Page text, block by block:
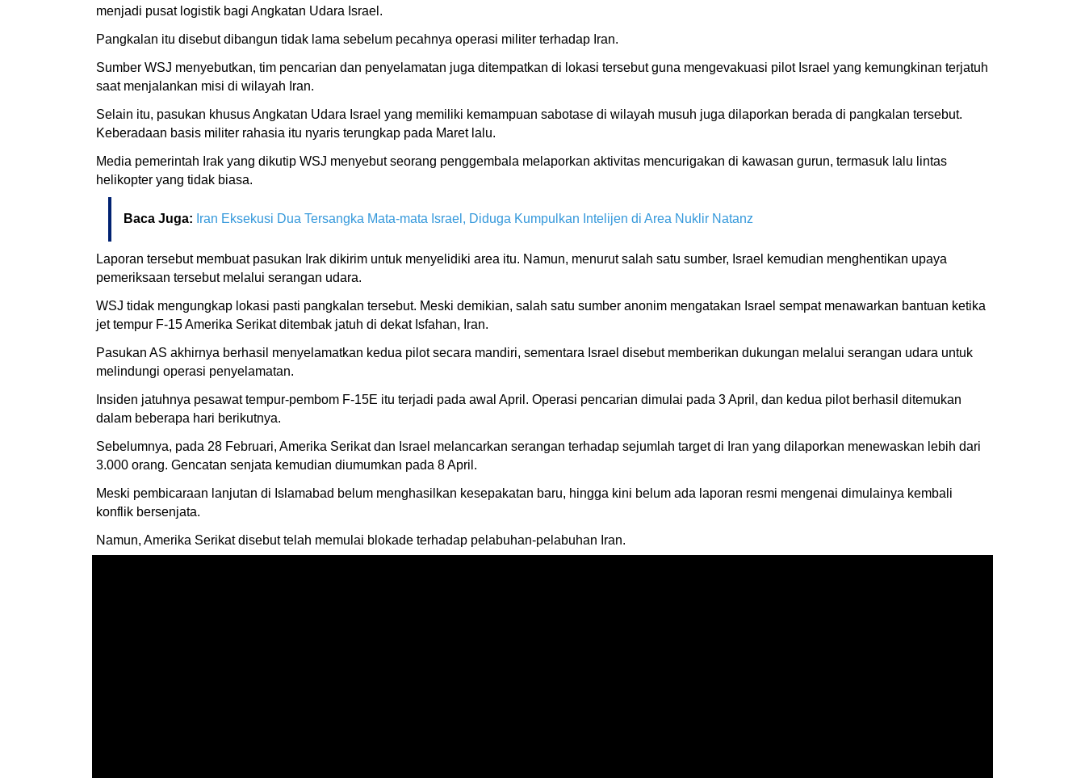
menjadi pusat logistik bagi Angkatan Udara Israel.
Pangkalan itu disebut dibangun tidak lama sebelum pecahnya operasi militer terhadap Iran.
Sumber WSJ menyebutkan, tim pencarian dan penyelamatan juga ditempatkan di lokasi tersebut guna mengevakuasi pilot Israel yang kemungkinan terjatuh
saat menjalankan misi di wilayah Iran.
Selain itu, pasukan khusus Angkatan Udara Israel yang memiliki kemampuan sabotase di wilayah musuh juga dilaporkan berada di pangkalan tersebut.
Keberadaan basis militer rahasia itu nyaris terungkap pada Maret lalu.
Media pemerintah Irak yang dikutip WSJ menyebut seorang penggembala melaporkan aktivitas mencurigakan di kawasan gurun, termasuk lalu lintas
helikopter yang tidak biasa.
Baca Juga: Iran Eksekusi Dua Tersangka Mata-mata Israel, Diduga Kumpulkan Intelijen di Area Nuklir Natanz
Laporan tersebut membuat pasukan Irak dikirim untuk menyelidiki area itu. Namun, menurut salah satu sumber, Israel kemudian menghentikan upaya
pemeriksaan tersebut melalui serangan udara.
WSJ tidak mengungkap lokasi pasti pangkalan tersebut. Meski demikian, salah satu sumber anonim mengatakan Israel sempat menawarkan bantuan ketika
jet tempur F-15 Amerika Serikat ditembak jatuh di dekat Isfahan, Iran.
Pasukan AS akhirnya berhasil menyelamatkan kedua pilot secara mandiri, sementara Israel disebut memberikan dukungan melalui serangan udara untuk
melindungi operasi penyelamatan.
Insiden jatuhnya pesawat tempur-pembom F-15E itu terjadi pada awal April. Operasi pencarian dimulai pada 3 April, dan kedua pilot berhasil ditemukan
dalam beberapa hari berikutnya.
Sebelumnya, pada 28 Februari, Amerika Serikat dan Israel melancarkan serangan terhadap sejumlah target di Iran yang dilaporkan menewaskan lebih dari
3.000 orang. Gencatan senjata kemudian diumumkan pada 8 April.
Meski pembicaraan lanjutan di Islamabad belum menghasilkan kesepakatan baru, hingga kini belum ada laporan resmi mengenai dimulainya kembali
konflik bersenjata.
Namun, Amerika Serikat disebut telah memulai blokade terhadap pelabuhan-pelabuhan Iran.